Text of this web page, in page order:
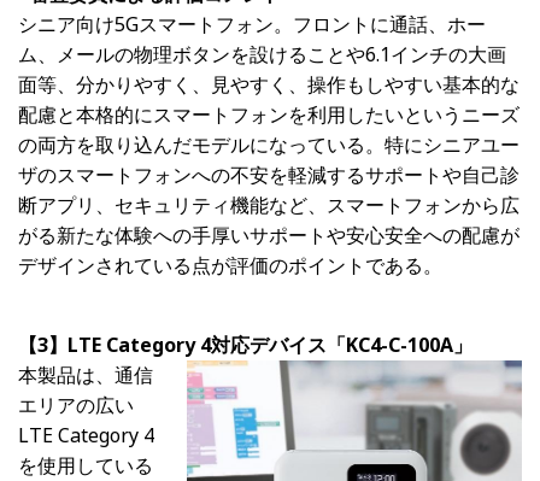
シニア向け5Gスマートフォン。フロントに通話、ホー
ム、メールの物理ボタンを設けることや6.1インチの大画
面等、分かりやすく、見やすく、操作もしやすい基本的な
配慮と本格的にスマートフォンを利用したいというニーズ
の両方を取り込んだモデルになっている。特にシニアユー
ザのスマートフォンへの不安を軽減するサポートや自己診
断アプリ、セキュリティ機能など、スマートフォンから広
がる新たな体験への手厚いサポートや安心安全への配慮が
デザインされている点が評価のポイントである。
【3】 LTE Category 4対応デバイス「KC4-C-100A」
本製品は、通信
エリアの広い
LTE Category 4
を使用している